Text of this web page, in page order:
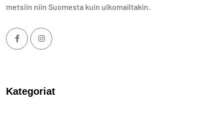
metsiin niin Suomesta kuin ulkomailtakin.
Kategoriat